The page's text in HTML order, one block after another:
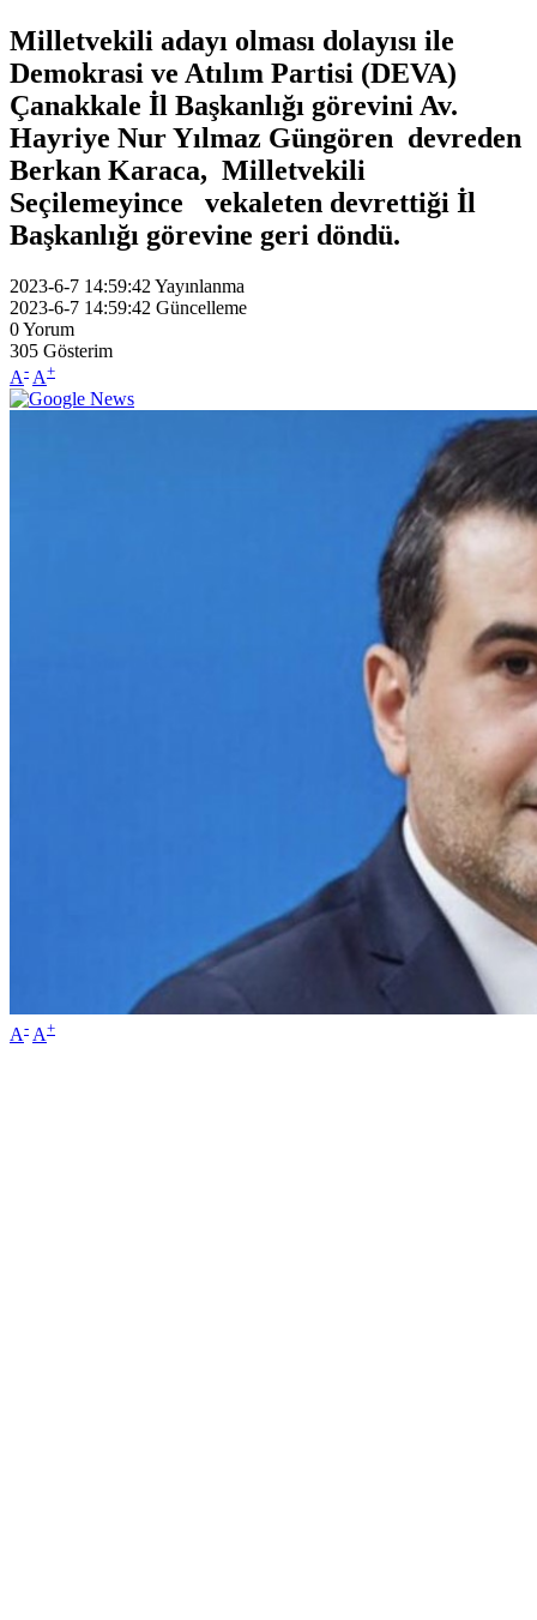
Milletvekili adayı olması dolayısı ile
Demokrasi ve Atılım Partisi (DEVA)
Çanakkale İl Başkanlığı görevini Av.
Hayriye Nur Yılmaz Güngören devreden
Berkan Karaca, Milletvekili
Seçilemeyince vekaleten devrettiği İl
Başkanlığı görevine geri döndü.
2023-6-7 14:59:42 Yayınlanma
2023-6-7 14:59:42 Güncelleme
0Yorum
305 Gösterim
A- A+
A- A+